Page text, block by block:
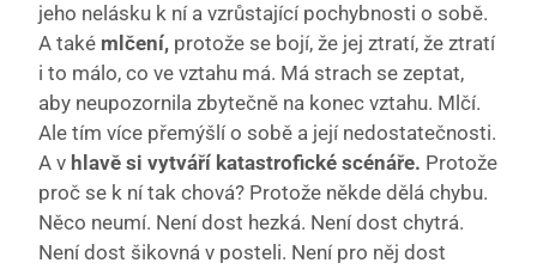
jeho nelásku k ní a vzrůstající pochybnosti o sobě.
A také mlčení, protože se bojí, že jej ztratí, že ztratí
i to málo, co ve vztahu má. Má strach se zeptat,
aby neupozornila zbytečně na konec vztahu. Mlčí.
Ale tím více přemýšlí o sobě a její nedostatečnosti.
A v hlavě si vytváří katastrofické scénáře. Protože
proč se k ní tak chová? Protože někde dělá chybu.
Něco neumí. Není dost hezká. Není dost chytrá.
Není dost šikovná v posteli. Není pro něj dost